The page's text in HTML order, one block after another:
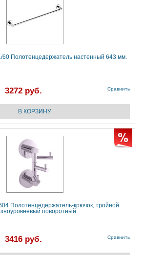
60 Полотенцедержатель настенный 643 мм.
3272 руб. Сравнить
Полотенцедержатель-крючок, тройной
поворотный
3416 руб. Сравнить